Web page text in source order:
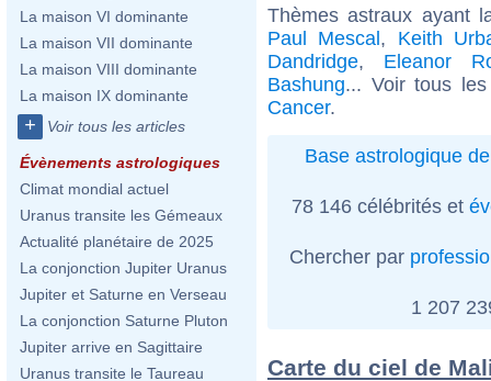
La maison VI dominante
La maison VII dominante
La maison VIII dominante
La maison IX dominante
+ Voir tous les articles
Évènements astrologiques
Climat mondial actuel
Uranus transite les Gémeaux
Actualité planétaire de 2025
La conjonction Jupiter Uranus
Jupiter et Saturne en Verseau
La conjonction Saturne Pluton
Jupiter arrive en Sagittaire
Uranus transite le Taureau
Thèmes astraux ayant
Paul Mescal, Keith
Dandridge, Eleanor
Bashung... Voir tous
Cancer.
Base astrologique
78 146 célébrités et
Chercher par
1 207
Carte du ciel de